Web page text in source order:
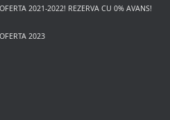
2021-2022! REZERVA CU 0% AVANS!
2023